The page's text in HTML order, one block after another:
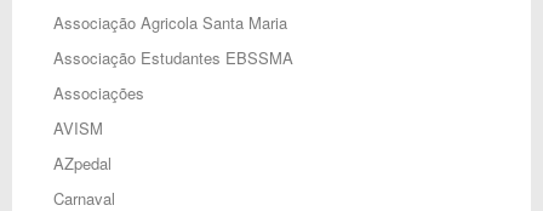
Associação Agricola Santa Maria
Associação Estudantes EBSSMA
Associações
AVISM
AZpedal
Carnaval